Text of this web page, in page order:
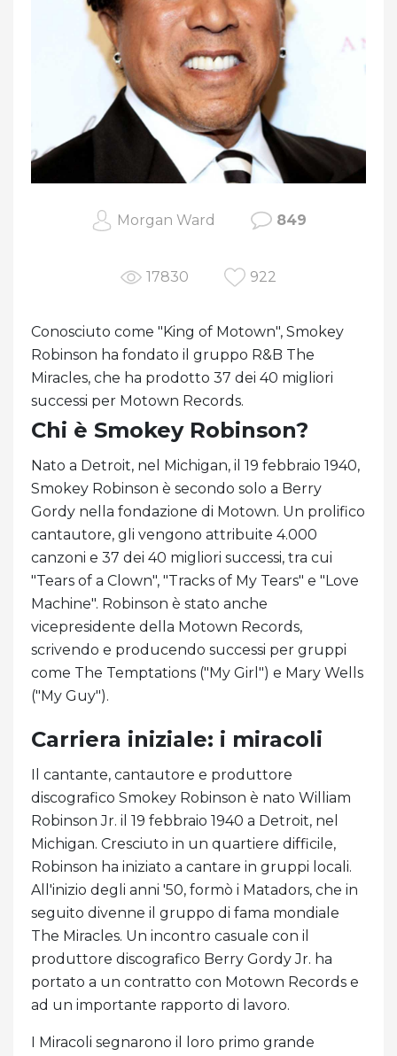
Morgan Ward 849
17830 922
Conosciuto come "King of Motown", Smokey
Robinson ha fondato il gruppo R&B The
Miracles, che ha prodotto 37 dei 40 migliori
successi per Motown Records.
Chi è Smokey Robinson?
Nato a Detroit, nel Michigan, il 19 febbraio 1940,
Smokey Robinson è secondo solo a Berry
Gordy nella fondazione di Motown. Un prolifico
cantautore, gli vengono attribuite 4.000
canzoni e 37 dei 40 migliori successi, tra cui
"Tears of a Clown", "Tracks of My Tears" e "Love
Machine". Robinson è stato anche
vicepresidente della Motown Records,
scrivendo e producendo successi per gruppi
come The Temptations ("My Girl") e Mary Wells
("My Guy").
Carriera iniziale: i miracoli
Il cantante, cantautore e produttore
discografico Smokey Robinson è nato William
Robinson Jr. il 19 febbraio 1940 a Detroit, nel
Michigan. Cresciuto in un quartiere difficile,
Robinson ha iniziato a cantare in gruppi locali.
All'inizio degli anni '50, formò i Matadors, che in
seguito divenne il gruppo di fama mondiale
The Miracles. Un incontro casuale con il
produttore discografico Berry Gordy Jr. ha
portato a un contratto con Motown Records e
ad un importante rapporto di lavoro.
I Miracoli segnarono il loro primo grande